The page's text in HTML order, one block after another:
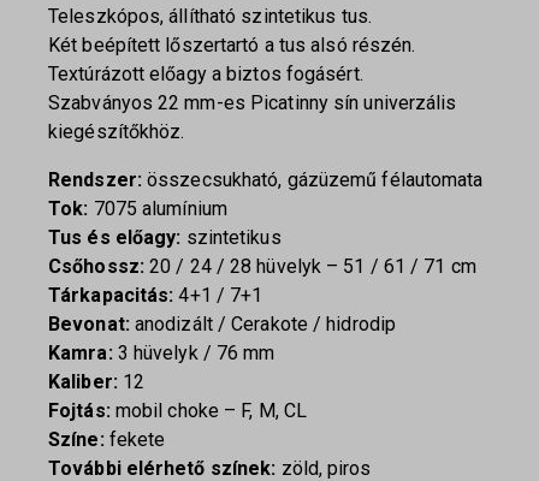
Teleszkópos, állítható szintetikus tus.
Két beépített lőszertartó a tus alsó részén.
Textúrázott előagy a biztos fogásért.
Szabványos 22 mm-es Picatinny sín univerzális
kiegészítőkhöz.
Rendszer: összecsukható, gázüzemű félautomata
Tok: 7075 alumínium
Tus és előagy: szintetikus
Csőhossz: 20 / 24 / 28 hüvelyk – 51 / 61 / 71 cm
Tárkapacitás: 4+1 / 7+1
Bevonat: anodizált / Cerakote / hidrodip
Kamra: 3 hüvelyk / 76 mm
Kaliber: 12
Fojtás: mobil choke – F, M, CL
Színe: fekete
További elérhető színek: zöld, piros